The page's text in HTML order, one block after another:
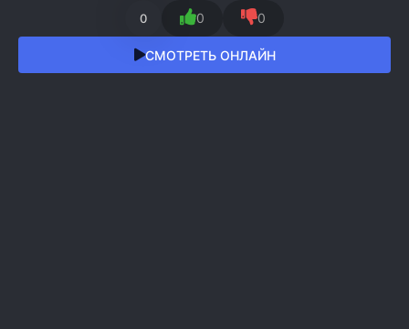
0 0 0
СМОТРЕТЬ ОНЛАЙН